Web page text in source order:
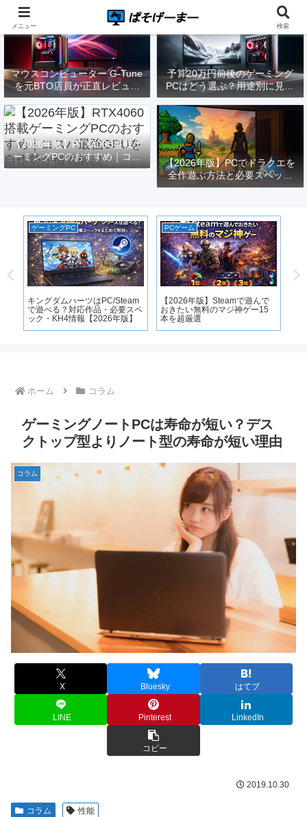
マウスコンピューター G-Tune
を元BTO店員が正直レビュー
｜実際どうなの？
予算20万円前後のゲーミング
PCはどう選ぶ？用途別に見る
構成と注意点【2026年版】
【2026年版】RTX4060搭載ゲ
ーミングPCのおすすめ｜コス
パ最強GPUを自作勢が徹底解
【2026年版】PCでドラクエを
全作遊ぶ方法と必要スペック
｜FF14勢がまとめてみた
ゲーミングPC
キングダムハーツはPC/Steam
で遊べる？対応作品・必要スペ
ック・KH4情報【2026年版】
PCゲーム
【2026年版】Steamで遊んで
おきたい無料のマジ神ゲー15
本を超厳選
ホーム コラム
ゲーミングノートPCは寿命が短い？デス
クトップ型よりノート型の寿命が短い理由
コラム
X Bluesky はてブ
LINE Pinterest LinkedIn
コピー
2019.10.30
コラム 性能
メニュー 検索